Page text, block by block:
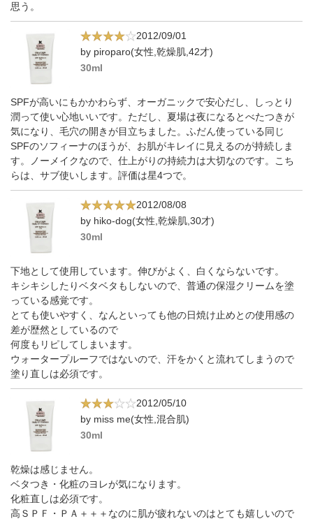
思う。
2012/09/01
by piroparo(女性,乾燥肌,42才)
30ml
SPFが高いにもかかわらず、オーガニックで安心だし、しっとり
潤って使い心地いいです。ただし、夏場は夜になるとべたつきが
気になり、毛穴の開きが目立ちました。ふだん使っている同じ
SPFのソフィーナのほうが、お肌がキレイに見えるのが持続しま
す。ノーメイクなので、仕上がりの持続力は大切なのです。こち
らは、サブ使いします。評価は星4つで。
2012/08/08
by hiko-dog(女性,乾燥肌,30才)
30ml
下地として使用しています。伸びがよく、白くならないです。
キシキシしたりベタベタもしないので、普通の保湿クリームを塗
っている感覚です。
とても使いやすく、なんといっても他の日焼け止めとの使用感の
差が歴然としているので
何度もリピしてしまいます。
ウォータープルーフではないので、汗をかくと流れてしまうので
塗り直しは必須です。
2012/05/10
by miss me(女性,混合肌)
30ml
乾燥は感じません。
ベタつき・化粧のヨレが気になります。
化粧直しは必須です。
高ＳＰＦ・ＰＡ＋＋＋なのに肌が疲れないのはとても嬉しいので